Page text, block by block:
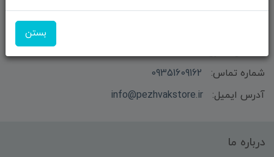
بستنبازرگانی و فروش محصولات MSI ماتریکس - جناب آقای
شماره تماس:
09351609162
آدرس ایمیل:
info@pezhvakstore.ir
درباره ما